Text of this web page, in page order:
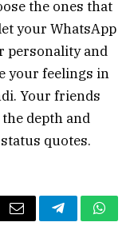
the ones that
your WhatsApp
personality and
your feelings in
Your friends
depth and
quotes.
Email Telegram